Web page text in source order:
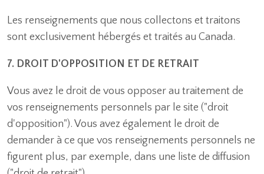
Les renseignements que nous collectons et traitons
sont exclusivement hébergés et traités au Canada.
7. DROIT D'OPPOSITION ET DE RETRAIT
Vous avez le droit de vous opposer au traitement de
vos renseignements personnels par le site ("droit
d'opposition"). Vous avez également le droit de
demander à ce que vos renseignements personnels ne
figurent plus, par exemple, dans une liste de diffusion